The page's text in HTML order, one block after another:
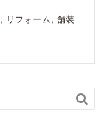
, リフォーム, 舗装
